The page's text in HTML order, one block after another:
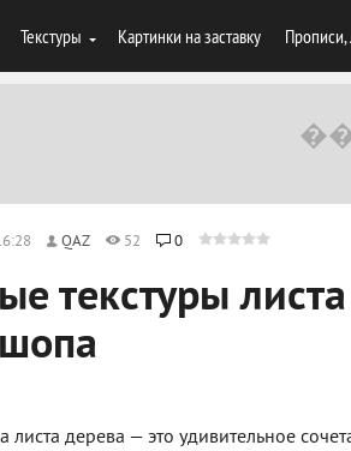
Текстуры Картинки на заставку
QAZ 52 0
текстуры
листа дерева — это удивительное